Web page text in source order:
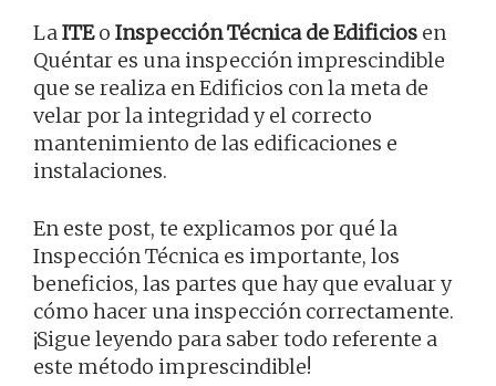
LaITEo Inspección Técnica de Edificios en
Quéntar es una inspección imprescindible
que se realiza en Edificios con la meta de
velar por la integridad y el correcto
mantenimiento de las edificaciones e
instalaciones.
En este post, te explicamos por qué la
Inspección Técnica es importante, los
beneficios, las partes que hay que evaluar y
cómo hacer una inspección correctamente.
¡Sigue leyendo para saber todo referente a
este método imprescindible!